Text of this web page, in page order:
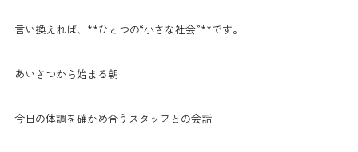
言い換えれば、**ひとつの“小さな社会”**です。
あいさつから始まる朝
今日の体調を確かめ合うスタッフとの会話